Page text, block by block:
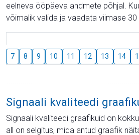
eelneva ööpäeva andmete põhjal.
võimalik valida ja vaadata viimase 30
7 8 9 10 11 12 13 14
Signaali kvaliteedi
Signaali kvaliteedi graafikuid on
all on selgitus, mida antud graafik